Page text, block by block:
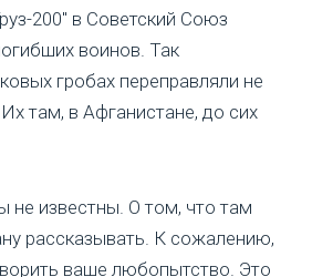
200" в Советский Союз
воинов. Так
гробах переправляли не
там, в Афганистане, до сих
не известны. О том, что там
рассказывать. К сожалению,
ваше любопытство. Это